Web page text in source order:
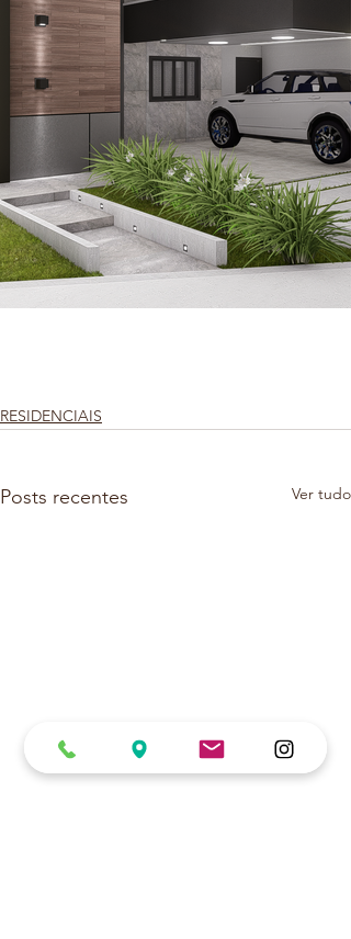
RESIDENCIAIS
Posts recentes Ver tudo